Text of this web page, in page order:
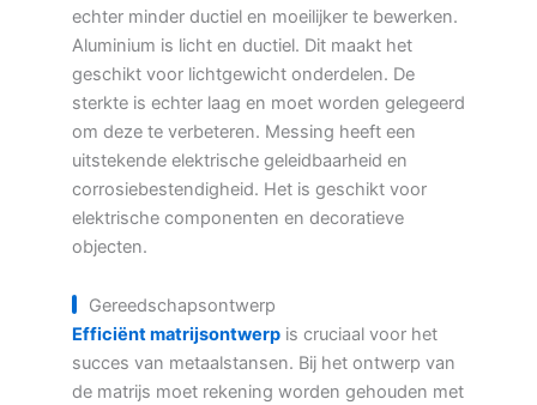
echter minder ductiel en moeilijker te bewerken.
Aluminium is licht en ductiel. Dit maakt het
geschikt voor lichtgewicht onderdelen. De
sterkte is echter laag en moet worden gelegeerd
om deze te verbeteren. Messing heeft een
uitstekende elektrische geleidbaarheid en
corrosiebestendigheid. Het is geschikt voor
elektrische componenten en decoratieve
objecten.
Gereedschapsontwerp
Efficiënt matrijsontwerp is cruciaal voor het
succes van metaalstansen. Bij het ontwerp van
de matrijs moet rekening worden gehouden met